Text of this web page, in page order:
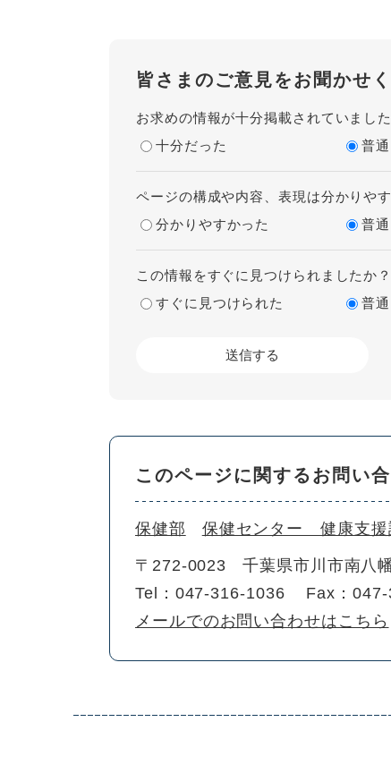
皆さまのご意見をお聞かせ
お求めの情報が十分掲載されていました
十分だった
普通
ページの構成や内容、表現は分かりや
分かりやすかった
普通
この情報をすぐに見つけられましたか？
すぐに見つけられた
普通
このページに関するお問い
保健部 保健センター 健康支援
〒272-0023
千葉県市川市南八
Tel：047-316-1036
Fax：
メールでのお問い合わせはこちら